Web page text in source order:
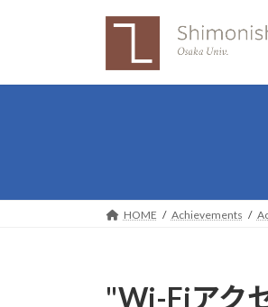
HOME Achievements
"Wi-Fiアク